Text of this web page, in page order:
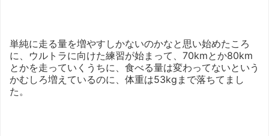
単純に走る量を増やすしかないのかなと思い始めたころ
に、ウルトラに向けた練習が始まって、70kmとか80km
とかを走っていくうちに、食べる量は変わってないという
かむしろ増えているのに、体重は53kgまで落ちてまし
た。